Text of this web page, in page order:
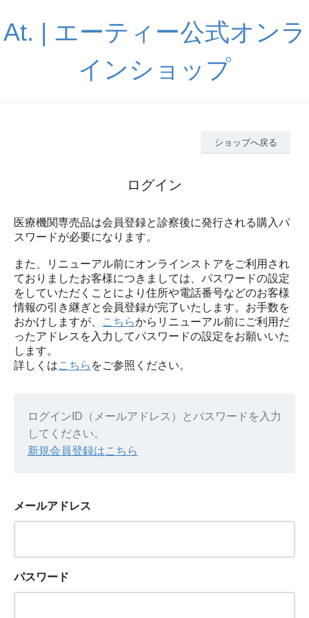
At. | エーティー公式オンラ
インショップ
ショップへ戻る
ログイン
医療機関専売品は会員登録と診察後に発行される購入パ
スワードが必要になります。
また、リニューアル前にオンラインストアをご利用され
ておりましたお客様につきましては、パスワードの設定
をしていただくことにより住所や電話番号などのお客様
情報の引き継ぎと会員登録が完了いたします。お手数を
おかけしますが、
こちらからリニューアル前にご利用だ
ったアドレスを入力してパスワードの設定をお願いいた
します。
詳しくはこちら をご参照ください。
ログインID（メールアドレス）とパスワードを入力
してください。
新規会員登録はこちら
メールアドレス
パスワード